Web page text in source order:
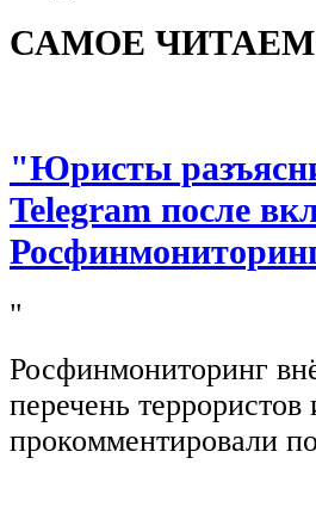
САМОЕ
"Юристы
Telegram после
"
Росфинмониторинг
перечень
прокомментировали